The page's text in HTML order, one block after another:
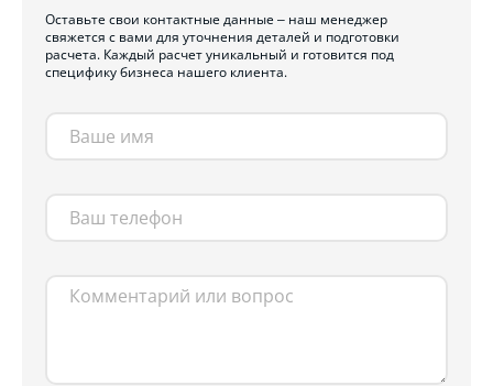
Оставьте свои контактные данные – наш менеджер
свяжется с вами для уточнения деталей и подготовки
расчета. Каждый расчет уникальный и готовится под
специфику бизнеса нашего клиента.